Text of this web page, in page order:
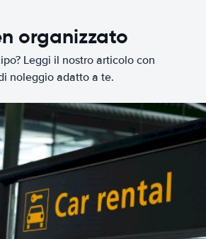
organizzato
Leggi il nostro articolo con
noleggio adatto a te.